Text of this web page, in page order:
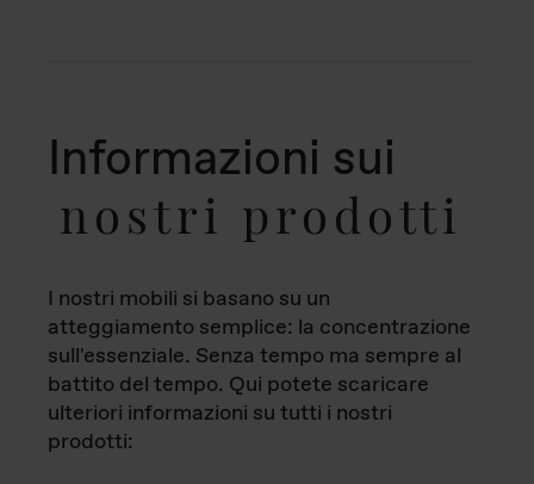
Informazioni sui
nostri prodotti
I nostri mobili si basano su un
atteggiamento semplice: la concentrazione
sull'essenziale. Senza tempo ma sempre al
battito del tempo. Qui potete scaricare
ulteriori informazioni su tutti i nostri
prodotti: